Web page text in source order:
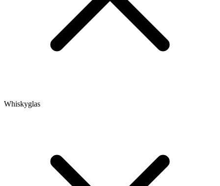
Whiskyglas